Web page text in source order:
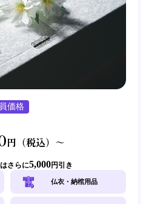
価格
円（税込）～
さらに5,000円引き
仏衣・納棺用品